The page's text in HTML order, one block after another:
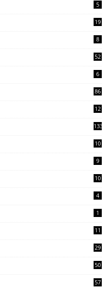
5
19
8
52
6
86
12
133
10
9
10
4
1
11
29
50
57